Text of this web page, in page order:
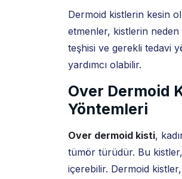
Dermoid kistlerin kesin
etmenler, kistlerin
teşhisi ve gerekli tedavi
yardımcı olabilir.
Over Dermoid
Yöntemleri
Over dermoid kisti,
tümör türüdür. Bu
içerebilir. Dermoid